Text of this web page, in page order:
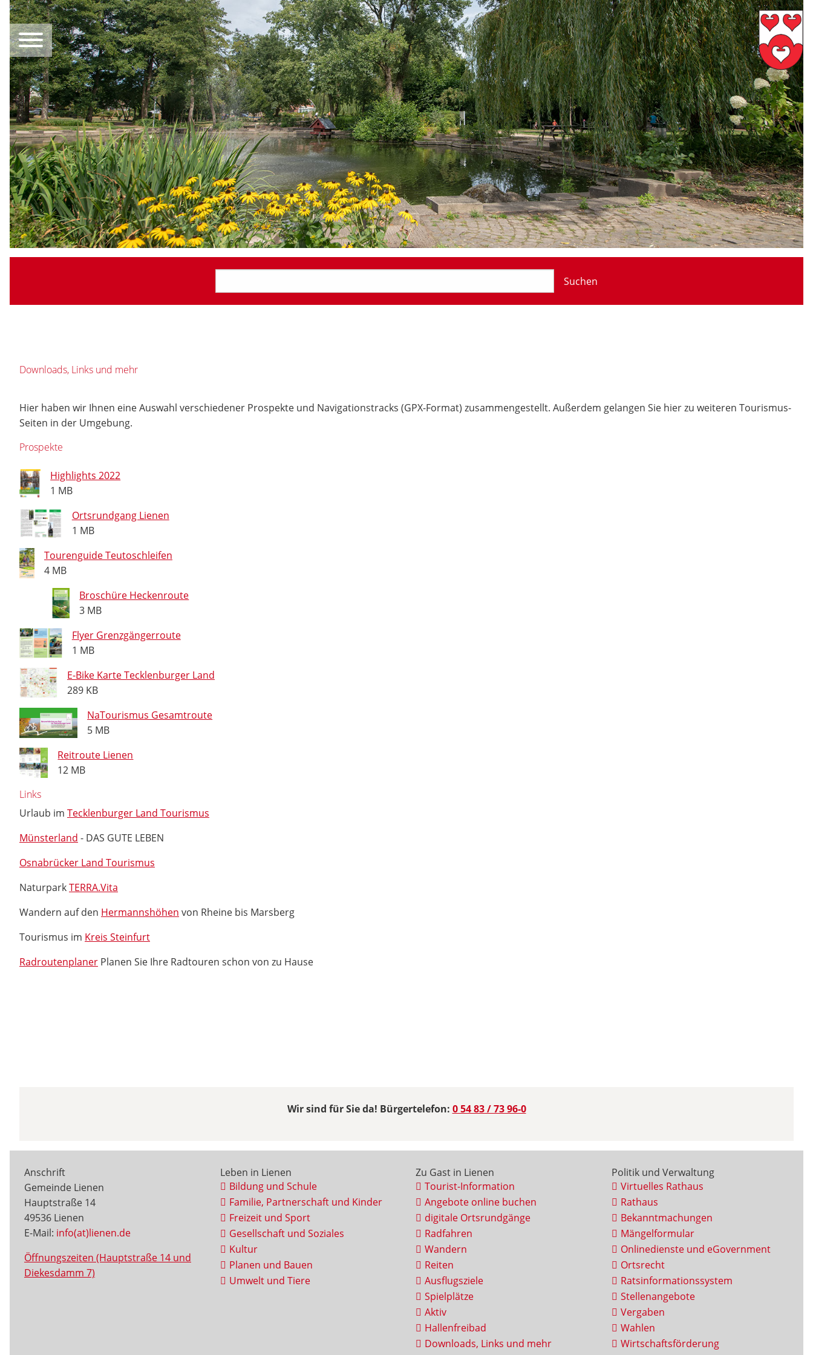
Suchen
Downloads, Links und mehr
Hier haben wir Ihnen eine Auswahl verschiedener Prospekte und Navigationstracks (GPX-Format) zusammengestellt. Außerdem gelangen Sie hier zu weiteren Tourismus-
Seiten in der Umgebung.
Prospekte
Highlights 2022
1 MB
Ortsrundgang Lienen
1 MB
Tourenguide Teutoschleifen
4 MB
Broschüre Heckenroute
3 MB
Flyer Grenzgängerroute
1 MB
E-Bike Karte Tecklenburger Land
289 KB
NaTourismus Gesamtroute
5 MB
Reitroute Lienen
12 MB
Links
Urlaub im Tecklenburger Land Tourismus
Münsterland - DAS GUTE LEBEN
Osnabrücker Land Tourismus
NaturparkTERRA.Vita
Wandern auf den Hermannshöhen von Rheine bis Marsberg
Tourismus im Kreis Steinfurt
Radroutenplaner Planen Sie Ihre Radtouren schon von zu Hause
Wir sind für Sie da! Bürgertelefon: 0 54 83 / 73 96-0
Anschrift
Gemeinde Lienen
Hauptstraße 14
49536 Lienen
E-Mail: info(at)lienen.de
Öffnungszeiten (Hauptstraße 14 und
Diekesdamm 7)
Leben in Lienen
Bildung und Schule
Familie, Partnerschaft und Kinder
Freizeit und Sport
Gesellschaft und Soziales
Kultur
Planen und Bauen
Umwelt und Tiere
Zu Gast in Lienen
Tourist-Information
Angebote online buchen
digitale Ortsrundgänge
Radfahren
Wandern
Reiten
Ausflugsziele
Spielplätze
Aktiv
Hallenfreibad
Downloads, Links und mehr
Politik und Verwaltung
Virtuelles Rathaus
Rathaus
Bekanntmachungen
Mängelformular
Onlinedienste und eGovernment
Ortsrecht
Ratsinformationssystem
Stellenangebote
Vergaben
Wahlen
Wirtschaftsförderung